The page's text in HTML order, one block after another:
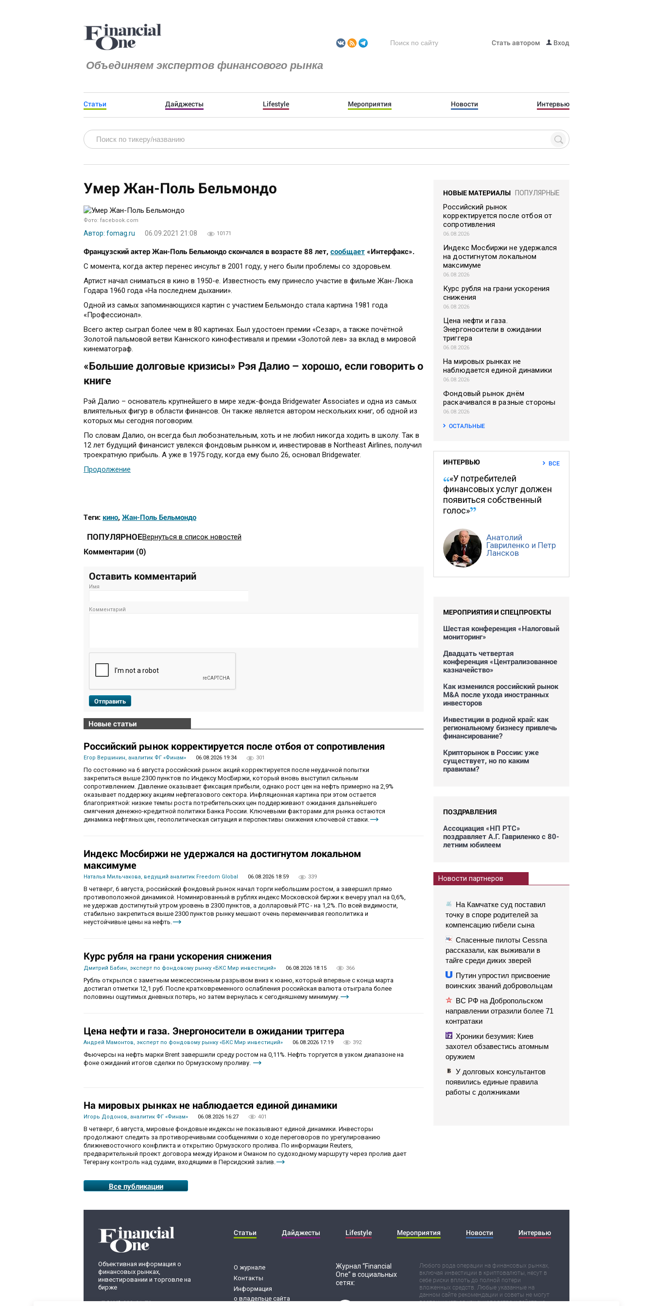
Объединяем экспертов финансового рынка
Стать автором Вход
Статьи Дайджесты Lifestyle Мероприятия Новости Интервью
Умер Жан-Поль Бельмондо
Фото: facebook.com
Автор: fomag.ru 06.09.2021 21:08 10171
Французский актер Жан-Поль Бельмондо скончался в возрасте 88 лет, сообщает «Интерфакс».
С момента, когда актер перенес инсульт в 2001 году, у него были проблемы со здоровьем.
Артист начал сниматься в кино в 1950-е. Известность ему принесло участие в фильме Жан-Люка
Годара 1960 года «На последнем дыхании».
Одной из самых запоминающихся картин с участием Бельмондо стала картина 1981 года
«Профессионал».
Всего актер сыграл более чем в 80 картинах. Был удостоен премии «Сезар», а также почётной
Золотой пальмовой ветви Каннского кинофестиваля и премии «Золотой лев» за вклад в мировой
кинематограф.
«Большие долговые кризисы» Рэя Далио – хорошо, если говорить о
книге
Рэй Далио – основатель крупнейшего в мире хедж-фонда Bridgewater Associates и одна из самых
влиятельных фигур в области финансов. Он также является автором нескольких книг, об одной из
которых мы сегодня поговорим.
По словам Далио, он всегда был любознательным, хоть и не любил никогда ходить в школу. Так в
12 лет будущий финансист увлекся фондовым рынком и, инвестировав в Northeast Airlines, получил
троекратную прибыль. А уже в 1975 году, когда ему было 26, основал Bridgewater.
Продолжение
Теги: кино, Жан-Поль Бельмондо
ПОПУЛЯРНОЕВернуться в список новостей
Комментарии (0)
Оставить комментарий
Имя
Комментарий
Отправить
Новые статьи
Российский рынок корректируется после отбоя от сопротивления
Егор Вершинин, аналитик ФГ «Финам» 06.08.2026 19:34 301
По состоянию на 6 августа российский рынок акций корректируется после неудачной попытки
закрепиться выше 2300 пунктов по Индексу МосБиржи, который вновь выступил сильным
сопротивлением. Давление оказывает фиксация прибыли, однако рост цен на нефть примерно на 2,9%
оказывает поддержку акциям нефтегазового сектора. Инфляционная картина при этом остается
благоприятной: низкие темпы роста потребительских цен поддерживают ожидания дальнейшего
смягчения денежно-кредитной политики Банка России. Ключевыми факторами для рынка остаются
динамика нефтяных цен, геополитическая ситуация и перспективы снижения ключевой ставки.
Индекс Мосбиржи не удержался на достигнутом локальном
максимуме
Наталья Мильчакова, ведущий аналитик Freedom Global 06.08.2026 18:59 339
В четверг, 6 августа, российский фондовый рынок начал торги небольшим ростом, а завершил прямо
противоположной динамикой. Номинированный в рублях индекс Московской биржи к вечеру упал на 0,6%,
не удержав достигнутый утром уровень в 2300 пунктов, а долларовый РТС - на 1,2%. По всей видимости,
стабильно закрепиться выше 2300 пунктов рынку мешают очень переменчивая геополитика и
неустойчивые цены на нефть.
Курс рубля на грани ускорения снижения
Дмитрий Бабин, эксперт по фондовому рынку «БКС Мир инвестиций» 06.08.2026 18:15 366
Рубль открылся с заметным межсессионным разрывом вниз к юаню, который впервые с конца марта
достигал отметки 12,1 руб. После кратковременного ослабления российская валюта отыграла более
половины ощутимых дневных потерь, но затем вернулась к сегодняшнему минимуму.
Цена нефти и газа. Энергоносители в ожидании триггера
Андрей Мамонтов, эксперт по фондовому рынку «БКС Мир инвестиций» 06.08.2026 17:19 392
Фьючерсы на нефть марки Brent завершили среду ростом на 0,11%. Нефть торгуется в узком диапазоне на
фоне ожиданий итогов сделки по Ормузскому проливу.
На мировых рынках не наблюдается единой динамики
Игорь Додонов, аналитик ФГ «Финам» 06.08.2026 16:27 401
В четверг, 6 августа, мировые фондовые индексы не показывают единой динамики. Инвесторы
продолжают следить за противоречивыми сообщениями о ходе переговоров по урегулированию
ближневосточного конфликта и открытию Ормузского пролива. По информации Reuters,
предварительный проект договора между Ираном и Оманом по судоходному маршруту через пролив дает
Тегерану контроль над судами, входящими в Персидский залив.
Все публикации
НОВЫЕ МАТЕРИАЛЫ ПОПУЛЯРНЫЕ
Российский рынок
корректируется после отбоя от
сопротивления
06.08.2026
Индекс Мосбиржи не удержался
на достигнутом локальном
максимуме
06.08.2026
Курс рубля на грани ускорения
снижения
06.08.2026
Цена нефти и газа.
Энергоносители в ожидании
триггера
06.08.2026
На мировых рынках не
наблюдается единой динамики
06.08.2026
Фондовый рынок днём
раскачивался в разные стороны
06.08.2026
ОСТАЛЬНЫЕ
ИНТЕРВЬЮ ВСЕ
«У потребителей
финансовых услуг должен
появиться собственный
голос»
Анатолий
Гавриленко и Петр
Лансков
МЕРОПРИЯТИЯ И СПЕЦПРОЕКТЫ
Шестая конференция «Налоговый
мониторинг»
Двадцать четвертая
конференция «Централизованное
казначейство»
Как изменился российский рынок
M&A после ухода иностранных
инвесторов
Инвестиции в родной край: как
региональному бизнесу привлечь
финансирование?
Крипторынок в России: уже
существует, но по каким
правилам?
ПОЗДРАВЛЕНИЯ
Ассоциация «НП РТС»
поздравляет А.Г. Гавриленко с 80-
летним юбилеем
Новости партнеров
На Камчатке суд поставил
точку в споре родителей за
компенсацию гибели сына
Спасенные пилоты Cessna
рассказали, как выживали в
тайге среди диких зверей
Путин упростил присвоение
воинских званий добровольцам
ВС РФ на Добропольском
направлении отразили более 71
контратаки
Хроники безумия: Киев
захотел обзавестись атомным
оружием
У долговых консультантов
появились единые правила
работы с должниками
Объективная информация о
финансовых рынках,
инвестировании и торговле на
бирже
+7 (495) 899-01-70
Статьи Дайджесты Lifestyle Мероприятия Новости Интервью
О журнале
Контакты
Информация
о владельце сайта
Журнал “Financial
One” в социальных
сетях:
Любого рода операции на финансовых рынках,
включая инвестиции в криптовалюты, несут в
себе риски вплоть до полной потери
вложенных средств. Любые указанные на
данном сайте рекомендации и советы не могут
восприниматься как руководство к действию.